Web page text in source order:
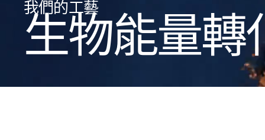
我們的工藝
生物能量轉